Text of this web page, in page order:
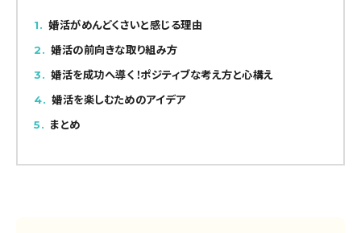
1
婚活がめんどくさいと感じる理由
2
婚活の前向きな取り組み方
3
婚活を成功へ導く！ポジティブな考え方と心構え
4
婚活を楽しむためのアイデア
5
まとめ